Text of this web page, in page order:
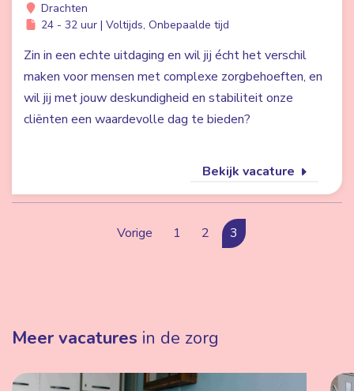
Drachten
24 - 32 uur | Voltijds, Onbepaalde tijd
Zin in een echte uitdaging en wil jij écht het verschil
maken voor mensen met complexe zorgbehoeften, en
wil jij met jouw deskundigheid en stabiliteit onze
cliënten een waardevolle dag te bieden?
Bekijk vacature
Vorige 1 2 3
Meer vacatures in de zorg